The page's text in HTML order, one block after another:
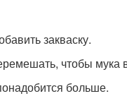
закваску.
чтобы мука
больше.